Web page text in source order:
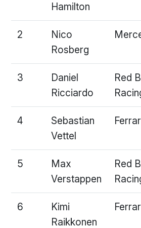
Hamilton
2
Nico
Rosberg
3
Daniel
Ricciardo
Red
4
Sebastian
Vettel
5
Max
Verstappen
Red
6
Kimi
Raikkonen